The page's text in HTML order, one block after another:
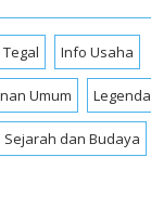
Info Usaha
Umum Legenda
Sejarah dan Budaya